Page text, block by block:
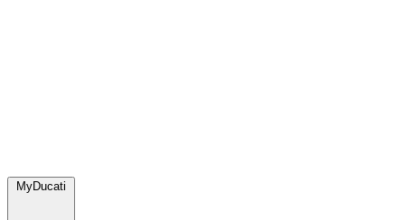
MyDucati